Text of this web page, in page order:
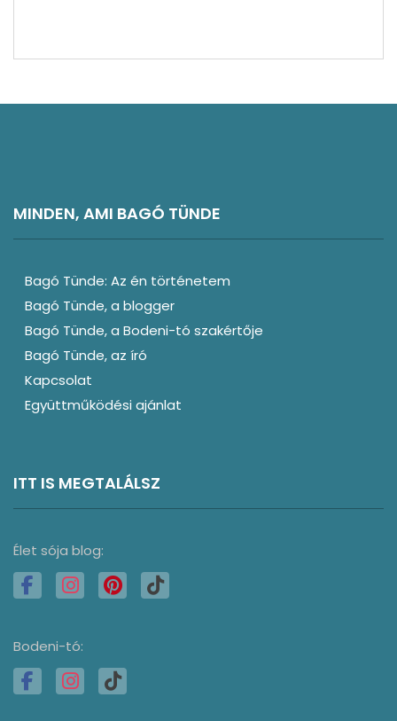
MINDEN, AMI BAGÓ TÜNDE
Bagó Tünde: Az én történetem
Bagó Tünde, a blogger
Bagó Tünde, a Bodeni-tó szakértője
Bagó Tünde, az író
Kapcsolat
Együttműködési ajánlat
ITT IS MEGTALÁLSZ
Élet sója blog:
Bodeni-tó: